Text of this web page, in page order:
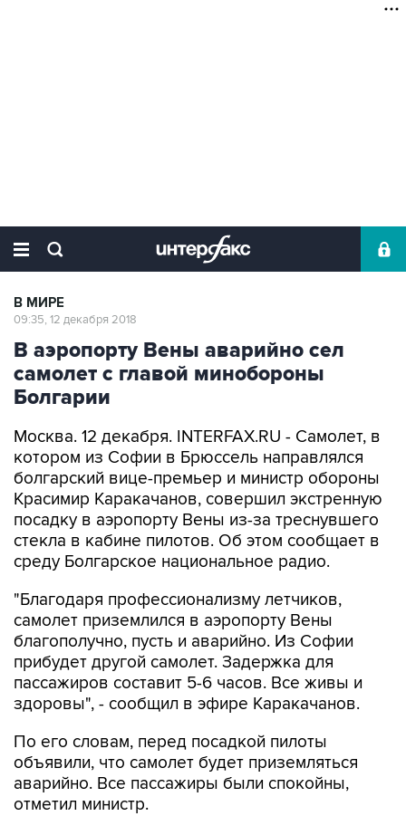
В МИРЕ
09:35, 12 декабря 2018
В аэропорту Вены аварийно сел
самолет с главой минобороны
Болгарии
Москва. 12 декабря. INTERFAX.RU - Самолет, в
котором из Софии в Брюссель направлялся
болгарский вице-премьер и министр обороны
Красимир Каракачанов, совершил экстренную
посадку в аэропорту Вены из-за треснувшего
стекла в кабине пилотов. Об этом сообщает в
среду Болгарское национальное радио.
"Благодаря профессионализму летчиков,
самолет приземлился в аэропорту Вены
благополучно, пусть и аварийно. Из Софии
прибудет другой самолет. Задержка для
пассажиров составит 5-6 часов. Все живы и
здоровы", - сообщил в эфире Каракачанов.
По его словам, перед посадкой пилоты
объявили, что самолет будет приземляться
аварийно. Все пассажиры были спокойны,
отметил министр.